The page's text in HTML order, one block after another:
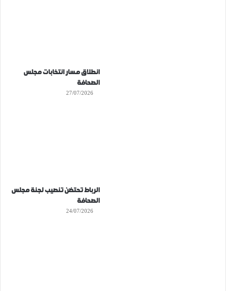
انطلاق مسار انتخابات مجلس
الصحافة
27/07/2026
الرباط تحتضن تنصيب لجنة مجلس
الصحافة
24/07/2026